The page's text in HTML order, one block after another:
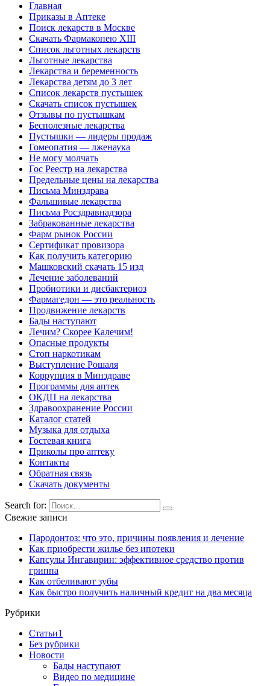
Главная
Приказы в Аптеке
Поиск лекарств в Москве
Скачать Фармакопею XIII
Список льготных лекарств
Льготные лекарства
Лекарства и беременность
Лекарства детям до 3 лет
Список лекарств пустышек
Скачать список пустышек
Отзывы по пустышкам
Бесполезные лекарства
Пустышки — лидеры продаж
Гомеопатия — лженаука
Не могу молчать
Гос Реестр на лекарства
Предельные цены на лекарства
Письма Минздрава
Фальшивые лекарства
Письма Росздравнадзора
Забракованные лекарства
Фарм рынок России
Сертификат провизора
Как получить категорию
Машковский скачать 15 изд
Лечение заболеваний
Пробиотики и дисбактериоз
Фармагедон — это реальность
Продвижение лекарств
Бады наступают
Лечим? Скорее Калечим!
Опасные продукты
Стоп наркотикам
Выступление Рошаля
Коррупция в Минздраве
Программы для аптек
ОКДП на лекарства
Здравоохранение России
Каталог статей
Музыка для отдыха
Гостевая книга
Приколы про аптеку
Контакты
Обратная связь
Скачать документы
Search for:
Свежие записи
Пародонтоз: что это, причины появления и лечение
Как приобрести жилье без ипотеки
Капсулы Ингавирин: эффективное средство против
гриппа
Как отбеливают зубы
Как быстро получить наличный кредит на два месяца
Рубрики
Cтатьи1
Без рубрики
Новости
Бады наступают
Видео по медицине